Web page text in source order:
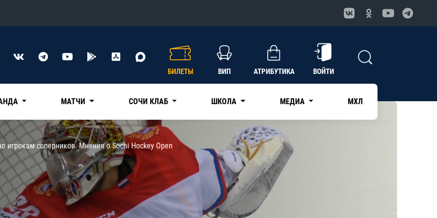
Конференция «Восток»
Нефтехимик
Трактор
Дивизион Чернышева
Авангард
Адмирал
КХЛ
БИЛЕТЫ ВИП АТРИБУТИКА ВОЙТИ
МАТЧИ СОЧИ КЛАБ ШКОЛА МЕДИА МХЛ
игрокам соперников. Мнения о Sochi Hockey Open